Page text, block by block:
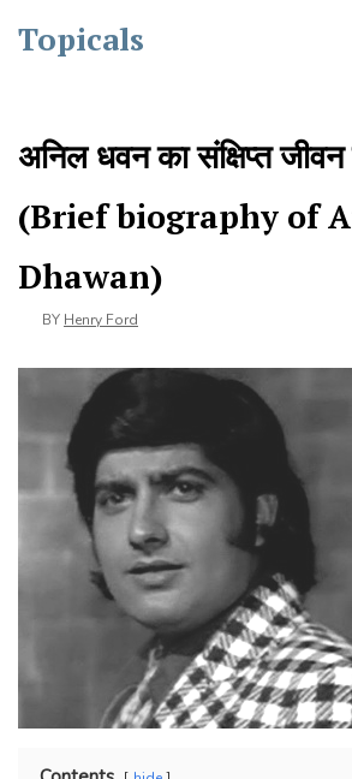
content
Topicals
अनिल धवन का संक्षिप्त
(Brief biography of
Dhawan)
BY Henry Ford